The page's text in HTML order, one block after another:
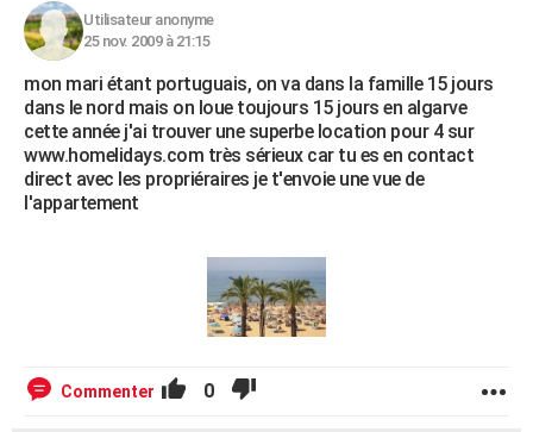
Utilisateur anonyme
25 nov. 2009 à 21:15
mon mari étant portuguais, on va dans la famille 15 jours
dans le nord mais on loue toujours 15 jours en algarve
cette année j'ai trouver une superbe location pour 4 sur
www.homelidays.com très sérieux car tu es en contact
direct avec les propriéraires je t'envoie une vue de
l'appartement
Commenter 0